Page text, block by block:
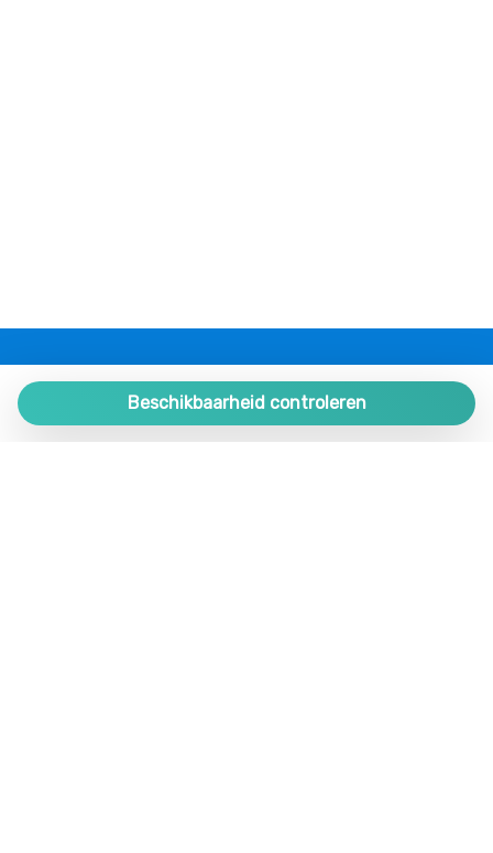
Beschikbaarheid controleren
Plaza de España 9, Portal 1, Local 2
29780 Nerja. Málaga. SPAIN.